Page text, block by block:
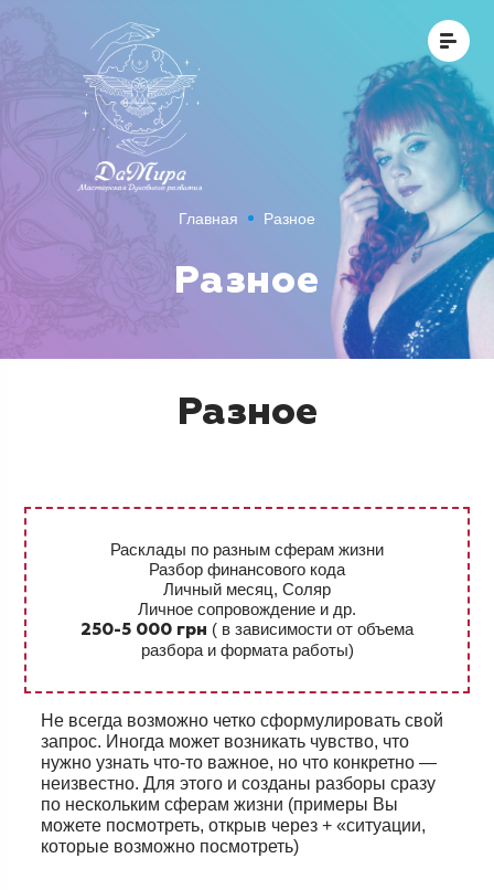
Главная Разное
Разное
Разное
Расклады по разным сферам жизни
Разбор финансового кода
Личный месяц, Соляр
Личное сопровождение и др.
250-5 000 грн ( в зависимости от объема
разбора и формата работы)
Не всегда возможно четко сформулировать свой
запрос. Иногда может возникать чувство, что
нужно узнать что-то важное, но что конкретно —
неизвестно. Для этого и созданы разборы сразу
по нескольким сферам жизни (примеры Вы
можете посмотреть, открыв через + «ситуации,
которые возможно посмотреть)